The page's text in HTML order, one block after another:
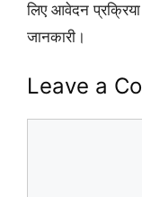
लिए आवेदन
जानकारी।
Leave a